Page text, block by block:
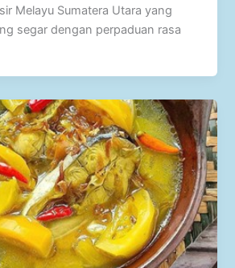
Melayu Sumatera Utara yang
segar dengan perpaduan rasa